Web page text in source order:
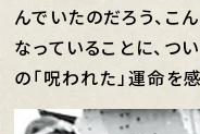
んでいたのだろう、
なっていることに、つ
の「呪われた」運命を